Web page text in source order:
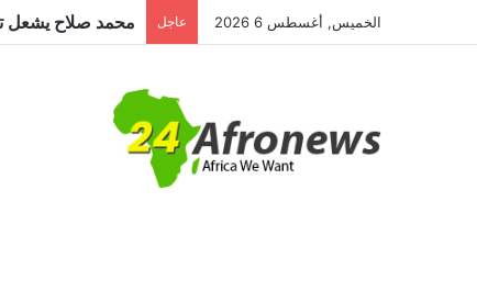
الخميس, أغسطس 6 2026 عاجل